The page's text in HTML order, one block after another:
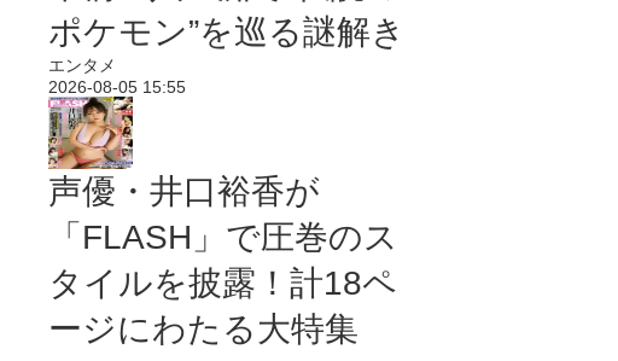
ポケモン”を巡る謎解き
エンタメ
2026-08-05 15:55
声優・井口裕香が
「FLASH」で圧巻のス
タイルを披露！計18ペ
ージにわたる大特集